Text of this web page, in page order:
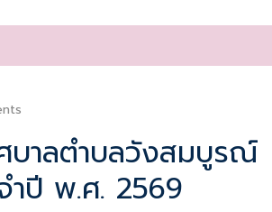
ศบาลตำบลวังสมบูรณ์
ปี พ.ศ. 2569